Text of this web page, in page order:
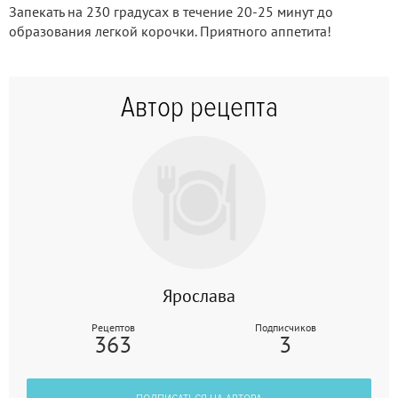
Запекать на 230 градусах в течение 20-25 минут до
образования легкой корочки. Приятного аппетита!
Автор рецепта
Ярослава
Рецептов
363
Подписчиков
3